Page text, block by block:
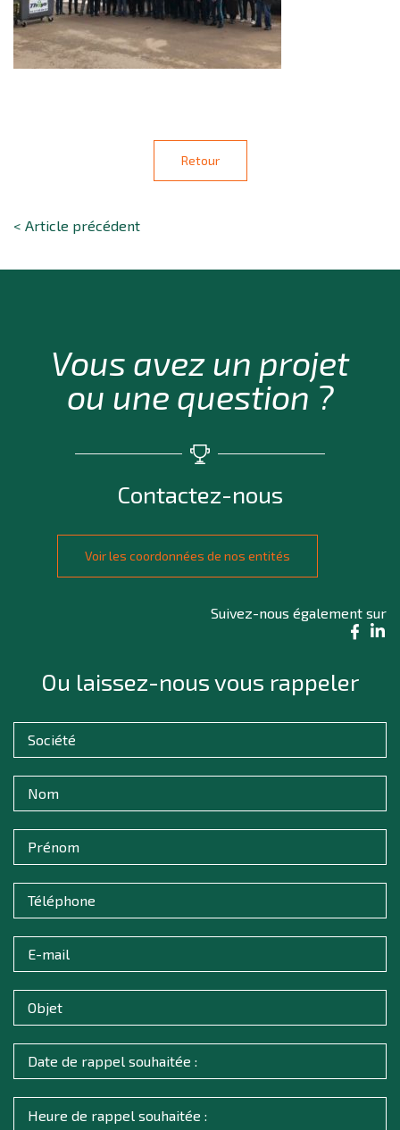
Retour
< Article précédent
Vous avez un projet
ou une question ?
Contactez-nous
Voir les coordonnées de nos entités
Suivez-nous également sur
Ou laissez-nous vous rappeler